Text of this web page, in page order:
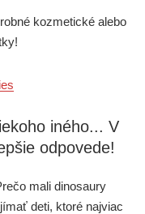
kozmetické alebo
iného... V
odpovede!
mali dinosaury
deti, ktoré najviac